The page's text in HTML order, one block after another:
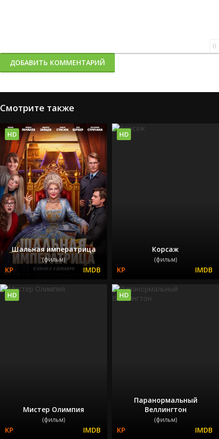
0
ДОБАВИТЬ КОММЕНТАРИЙ
Смотрите также
Шальная императрица
(фильм)
HD
Корсаж
(фильм)
HD
Мистер Олимпия
(фильм)
HD
Паранормальный
Веллингтон
(фильм)
HD